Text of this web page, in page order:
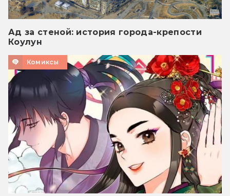
Ад за стеной: история города-крепости
Коулун
Комиксы